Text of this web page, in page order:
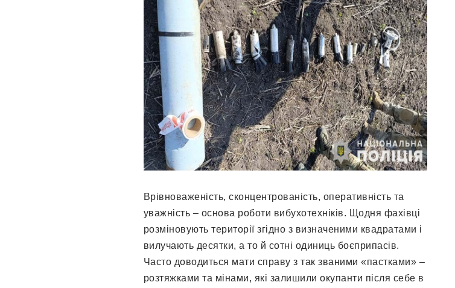
Врівноваженість, сконцентрованість, оперативність та
уважність – основа роботи вибухотехніків. Щодня фахівці
розміновують території згідно з визначеними квадратами і
вилучають десятки, а то й сотні одиниць боєприпасів.
Часто доводиться мати справу з так званими «пастками» –
розтяжками та мінами, які залишили окупанти після себе в